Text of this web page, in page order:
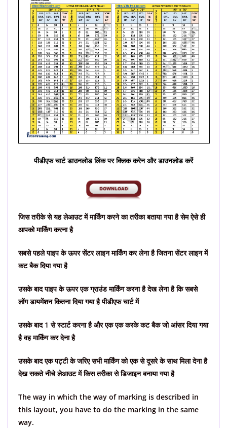
पीडीएफ चार्ट डाउनलोड लिंक पर क्लिक करेन और डाउनलोड करें
जिस तरीके से यह लेआउट में मार्किंग करने का तरीका बताया गया है सेम ऐसे ही
आपको मार्किंग करना है
सबसे पहले पाइप के ऊपर सेंटर लाइन मार्किंग कर लेना है जितना सेंटर लाइन में
कट बैक दिया गया है
उसके बाद पाइप के ऊपर एक ग्राउंड मार्किंग करना है देख लेना है कि सबसे
लोंग डायमेंशन कितना दिया गया है पीडीएफ चार्ट में
उसके बाद 1 से स्टार्ट करना है और एक एक करके कट बैक जो आंसर दिया गया
है वह मार्किंग कर देना है
उसके बाद एक पट्टी के जरिए सभी मार्किंग को एक से दूसरे के साथ मिला देना है
देख सकते नीचे लेआउट में किस तरीका से डिजाइन बनाया गया है
The way in which the way of marking is described in
this layout, you have to do the marking in the same
way.